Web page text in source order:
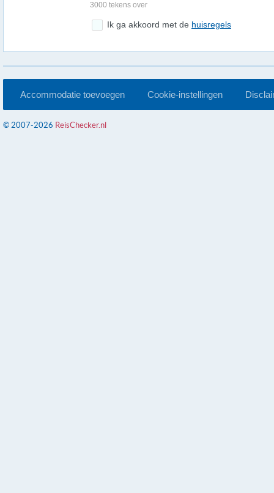
3000 tekens over
Ik ga akkoord met de huisregels
Accommodatie toevoegen Cookie-instellingen
© 2007-2026 ReisChecker.nl